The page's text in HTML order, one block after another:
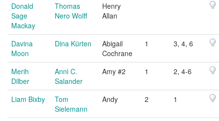
Donald
Sage
Mackay
Thomas
Nero Wolff
Henry
Allan
Davina
Moon
Dina Kürten
Abigail
Cochrane
1 3, 4, 6
Merih
Dilber
Anni C.
Salander
Amy #2 1 2, 4-6
Liam Bixby
Tom
Sielemann
Andy 2 1